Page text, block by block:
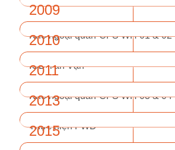
2009
Kho ngoại quan-CFS WH 01 & 02
2010
ICD Tân Vạn
2011
Kho ngoại quan-CFS WH 03 & 04
2013
Thực hiện FWD
2015